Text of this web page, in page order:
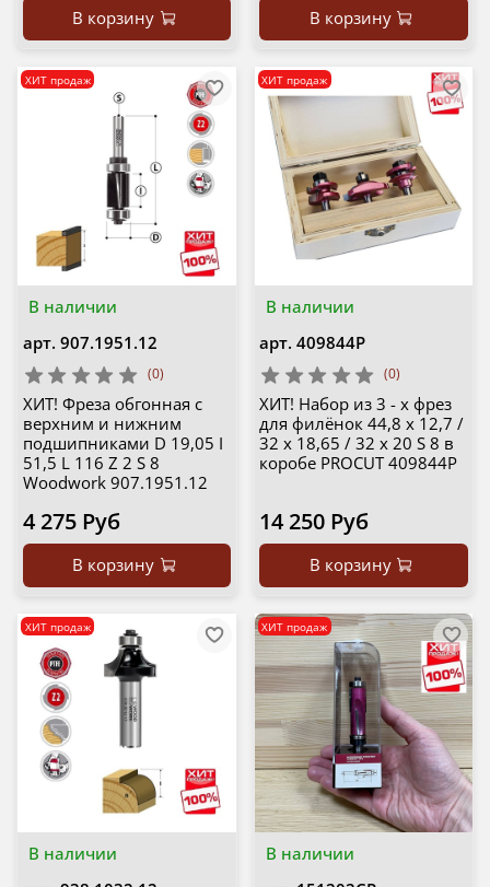
В корзину В корзину
В наличии
ХИТ продаж
арт. 907.1951.12
(0)
ХИТ! Фреза обгонная с
верхним и нижним
подшипниками D 19,05 I
51,5 L 116 Z 2 S 8
Woodwork 907.1951.12
4 275 Руб
В корзину
В наличии
ХИТ продаж
арт. 409844P
(0)
ХИТ! Набор из 3 - х фрез
для филёнок 44,8 x 12,7 /
32 x 18,65 / 32 x 20 S 8 в
коробе PROCUT 409844P
14 250 Руб
В корзину
В наличии
ХИТ продаж
В наличии
ХИТ продаж